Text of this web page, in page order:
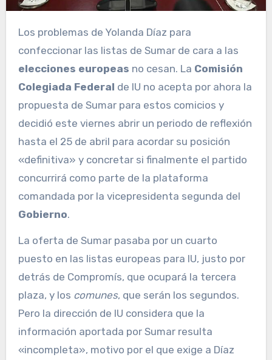
Los problemas de Yolanda Díaz para
confeccionar las listas de Sumar de cara a las
elecciones europeas no cesan. La Comisión
Colegiada Federal de IU no acepta por ahora la
propuesta de Sumar para estos comicios y
decidió este viernes abrir un periodo de reflexión
hasta el 25 de abril para acordar su posición
«definitiva» y concretar si finalmente el partido
concurrirá como parte de la plataforma
comandada por la vicepresidenta segunda del
Gobierno.
La oferta de Sumar pasaba por un cuarto
puesto en las listas europeas para IU, justo por
detrás de Compromís, que ocupará la tercera
plaza, y los comunes, que serán los segundos.
Pero la dirección de IU considera que la
información aportada por Sumar resulta
«incompleta», motivo por el que exige a Díaz